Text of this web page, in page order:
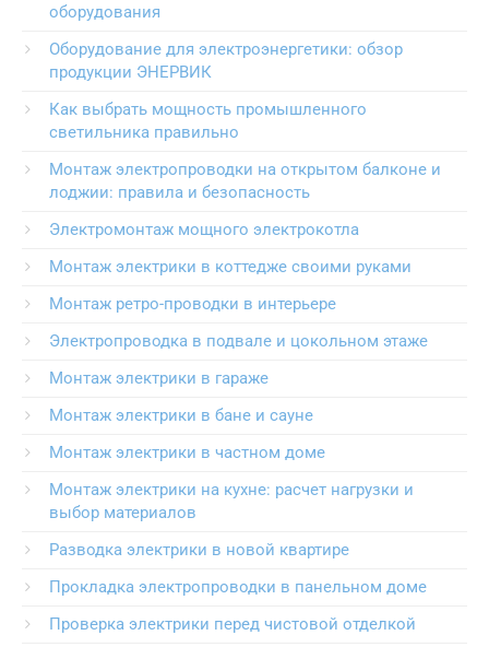
оборудования
Оборудование для электроэнергетики: обзор
продукции ЭНЕРВИК
Как выбрать мощность промышленного
светильника правильно
Монтаж электропроводки на открытом балконе и
лоджии: правила и безопасность
Электромонтаж мощного электрокотла
Монтаж электрики в коттедже своими руками
Монтаж ретро-проводки в интерьере
Электропроводка в подвале и цокольном этаже
Монтаж электрики в гараже
Монтаж электрики в бане и сауне
Монтаж электрики в частном доме
Монтаж электрики на кухне: расчет нагрузки и
выбор материалов
Разводка электрики в новой квартире
Прокладка электропроводки в панельном доме
Проверка электрики перед чистовой отделкой